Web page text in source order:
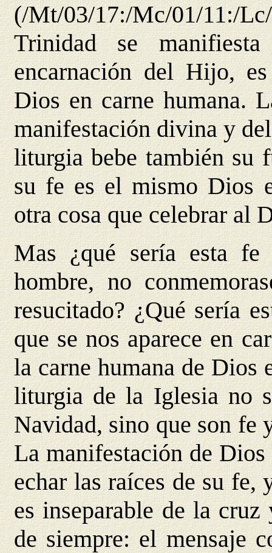
(/Mt/03/17:/Mc/01/11:/
Trinidad se
encarnación del Hijo,
Dios en carne humana.
manifestación divina y
liturgia bebe también su
su fe es el mismo Dios
otra cosa que celebrar al
Mas ¿qué sería esta
hombre, no
resucitado? ¿Qué sería
que se nos aparece en
la carne humana de
liturgia de la Iglesia no
Navidad, sino que son fe
La manifestación de Dios
echar las raíces de su fe,
es inseparable de la
de siempre: el mensaje